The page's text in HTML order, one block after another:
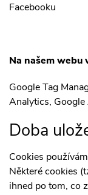
Facebooku
Na našem
Google Tag
Analytics, Google
Doba
Cookies
Některé cookies
ihned po tom, co